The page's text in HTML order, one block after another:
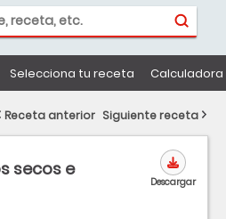
Selecciona tu receta
secos e
Descargar
Receta anterior Siguiente receta